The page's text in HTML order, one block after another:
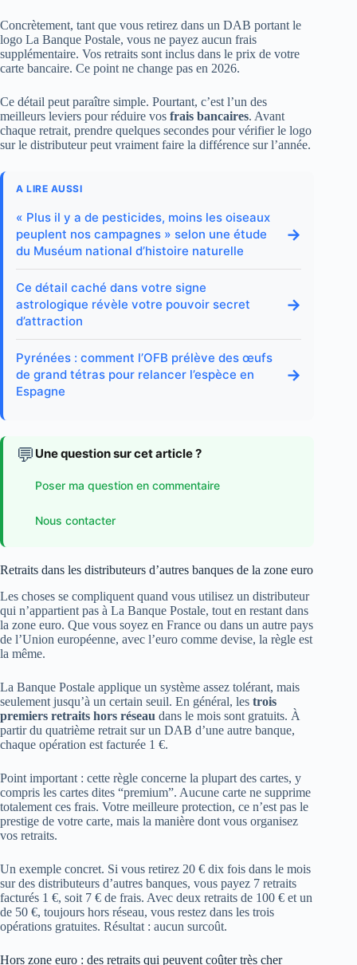
Concrètement, tant que vous retirez dans un DAB portant le
logo La Banque Postale, vous ne payez aucun frais
supplémentaire. Vos retraits sont inclus dans le prix de votre
carte bancaire. Ce point ne change pas en 2026.
Ce détail peut paraître simple. Pourtant, c’est l’un des
meilleurs leviers pour réduire vos frais bancaires. Avant
chaque retrait, prendre quelques secondes pour vérifier le logo
sur le distributeur peut vraiment faire la différence sur l’année.
A LIRE AUSSI
« Plus il y a de pesticides, moins les oiseaux
peuplent nos campagnes » selon une étude
du Muséum national d’histoire naturelle
→
Ce détail caché dans votre signe
astrologique révèle votre pouvoir secret
d’attraction
→
Pyrénées : comment l’OFB prélève des œufs
de grand tétras pour relancer l’espèce en
Espagne
→
💬 Une question sur cet article ?
Poser ma question en commentaire
Nous contacter
Retraits dans les distributeurs d’autres banques de la zone euro
Les choses se compliquent quand vous utilisez un distributeur
qui n’appartient pas à La Banque Postale, tout en restant dans
la zone euro. Que vous soyez en France ou dans un autre pays
de l’Union européenne, avec l’euro comme devise, la règle est
la même.
La Banque Postale applique un système assez tolérant, mais
seulement jusqu’à un certain seuil. En général, les trois
premiers retraits hors réseau dans le mois sont gratuits. À
partir du quatrième retrait sur un DAB d’une autre banque,
chaque opération est facturée 1 €.
Point important : cette règle concerne la plupart des cartes, y
compris les cartes dites “premium”. Aucune carte ne supprime
totalement ces frais. Votre meilleure protection, ce n’est pas le
prestige de votre carte, mais la manière dont vous organisez
vos retraits.
Un exemple concret. Si vous retirez 20 € dix fois dans le mois
sur des distributeurs d’autres banques, vous payez 7 retraits
facturés 1 €, soit 7 € de frais. Avec deux retraits de 100 € et un
de 50 €, toujours hors réseau, vous restez dans les trois
opérations gratuites. Résultat : aucun surcoût.
Hors zone euro : des retraits qui peuvent coûter très cher